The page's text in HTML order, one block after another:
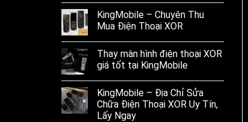
KingMobile – Chuyên Thu
Mua Điện Thoại XOR
Thay màn hình điện thoại XOR
giá tốt tại KingMobile
KingMobile – Địa Chỉ Sửa
Chữa Điện Thoại XOR Uy Tín,
Lấy Ngay